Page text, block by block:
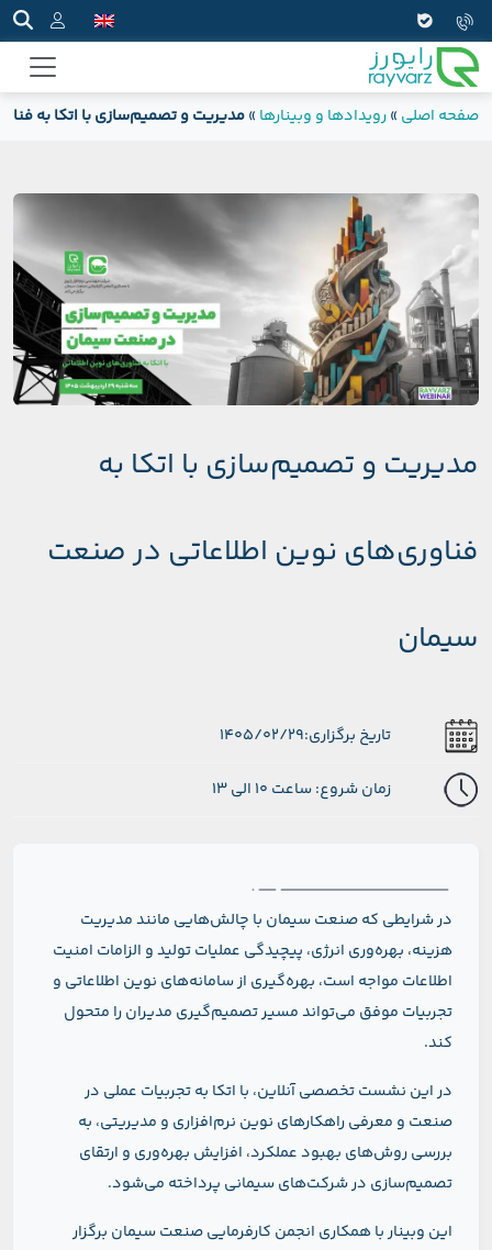
صفحه اصلی »رویدادها و وبینارها »مدیریت و تصمیم‌سازی با اتکا به
مدیریت و تصمیم‌سازی با اتکا به
فناوری‌های نوین اطلاعاتی در صنعت
سیمان
تاریخ برگزاری:1405/02/29
زمان شروع: ساعت 10 الی 13
در شرایطی که صنعت سیمان با چالش‌هایی مانند مدیریت
هزینه، بهره‌وری انرژی، پیچیدگی عملیات تولید و الزامات امنیت
اطلاعات مواجه است، بهره‌گیری از سامانه‌های نوین اطلاعاتی و
تجربیات موفق می‌تواند مسیر تصمیم‌گیری مدیران را متحول
کند.
در این نشست تخصصی آنلاین، با اتکا به تجربیات عملی در
صنعت و معرفی راهکارهای نوین نرم‌افزاری و مدیریتی، به
بررسی روش‌های بهبود عملکرد، افزایش بهره‌وری و ارتقای
تصمیم‌سازی در شرکت‌های سیمانی پرداخته می‌شود.
این وبینار با همکاری انجمن کارفرمایی صنعت سیمان برگزار